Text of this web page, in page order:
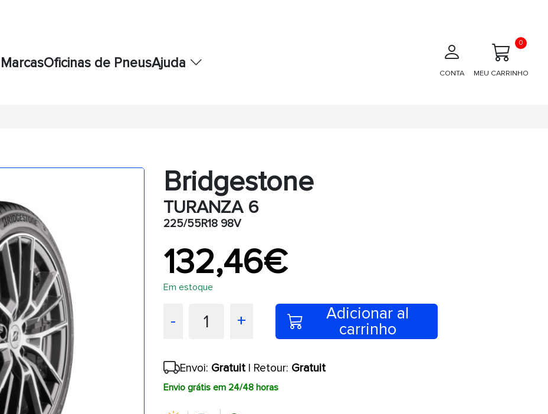
MarcasOficinas de PneusAjuda
CONTA MEU CARRINHO
0
Bridgestone
TURANZA 6
225/55R18 98V
132,46€
Em estoque
- 1 +
Adicionar al
carrinho
Envoi: Gratuit| Retour: Gratuit
Envio grátis em 24/48 horas